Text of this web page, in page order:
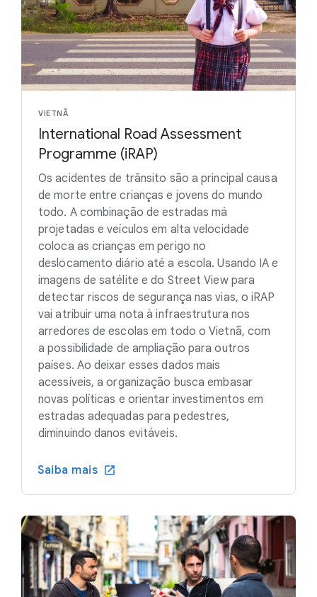
VIETNÃ
International Road Assessment
Programme (iRAP)
Os acidentes de trânsito são a principal causa
de morte entre crianças e jovens do mundo
todo. A combinação de estradas má
projetadas e veículos em alta velocidade
coloca as crianças em perigo no
deslocamento diário até a escola. Usando IA e
imagens de satélite e do Street View para
detectar riscos de segurança nas vias, o iRAP
vai atribuir uma nota à infraestrutura nos
arredores de escolas em todo o Vietnã, com
a possibilidade de ampliação para outros
países. Ao deixar esses dados mais
acessíveis, a organização busca embasar
novas políticas e orientar investimentos em
estradas adequadas para pedestres,
diminuindo danos evitáveis.
Saiba mais